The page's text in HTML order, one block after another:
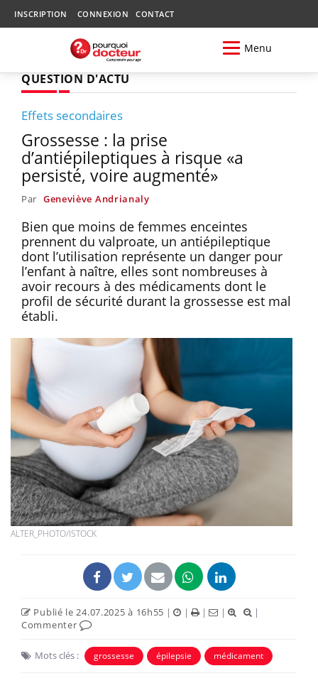
INSCRIPTION CONNEXION CONTACT
Menu
QUESTION D'ACTU
Effets secondaires
Grossesse : la prise
d’antiépileptiques à risque «a
persisté, voire augmenté»
Par Geneviève Andrianaly
Bien que moins de femmes enceintes
prennent du valproate, un antiépileptique
dont l’utilisation représente un danger pour
l’enfant à naître, elles sont nombreuses à
avoir recours à des médicaments dont le
profil de sécurité durant la grossesse est mal
établi.
ALTER_PHOTO/ISTOCK
Publié le 24.07.2025 à 16h55 | | | |
|
Commenter
Mots clés : grossesse épilepsie médicament